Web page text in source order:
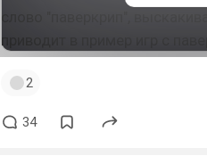
2
34